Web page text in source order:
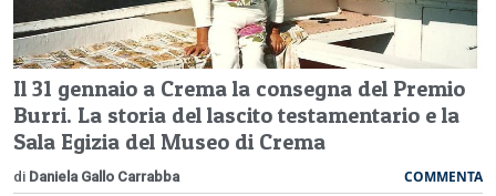
Il 31 gennaio a Crema la consegna del Premio
Burri. La storia del lascito testamentario e la
Sala Egizia del Museo di Crema
di Daniela Gallo Carrabba COMMENTA